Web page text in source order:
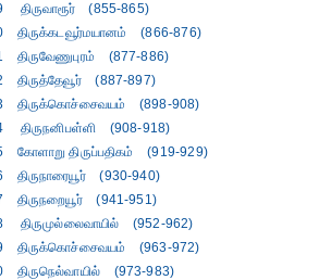
திருவாரூர் (855-865)
திருக்கடவூர்மயானம் (866-876)
திருவேணுபுரம் (877-886)
திருத்தேவூர் (887-897)
திருக்கொச்சைவயம் (898-908)
திருநனிபள்ளி (908-918)
கோளாறு திருப்பதிகம் (919-929)
திருநாரையூர் (930-940)
திருநறையூர் (941-951)
திருமுல்லைவாயில் (952-962)
திருக்கொச்சைவயம் (963-972)
திருநெல்வாயில் (973-983)